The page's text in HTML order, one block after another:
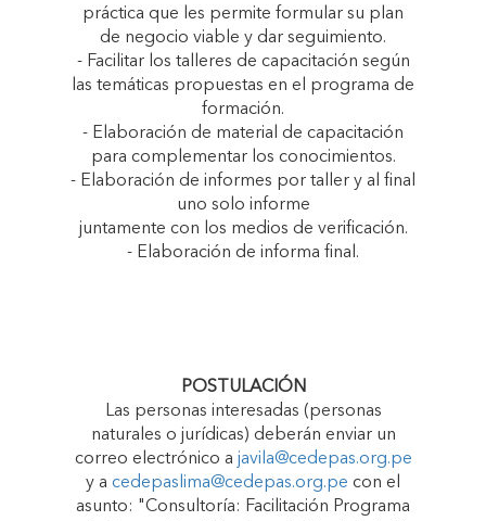
práctica que les permite formular su plan
de negocio viable y dar seguimiento.
- Facilitar los talleres de capacitación según
las temáticas propuestas en el programa de
formación.
- Elaboración de material de capacitación
para complementar los conocimientos.
- Elaboración de informes por taller y al final
uno solo informe
juntamente con los medios de verificación.
- Elaboración de informa final.
POSTULACIÓN
Las personas interesadas (personas
naturales o jurídicas) deberán enviar un
correo electrónico a javila@cedepas.org.pe
y a cedepaslima@cedepas.org.pe con el
asunto: "Consultoría: Facilitación Programa